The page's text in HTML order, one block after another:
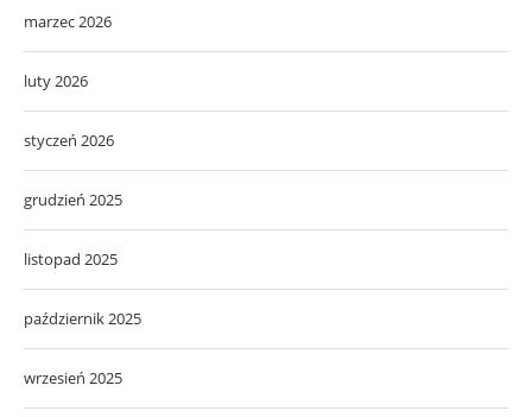
marzec 2026
luty 2026
styczeń 2026
grudzień 2025
listopad 2025
październik 2025
wrzesień 2025